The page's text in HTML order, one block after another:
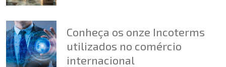
Conheça os onze Incoterms
utilizados no comércio
internacional